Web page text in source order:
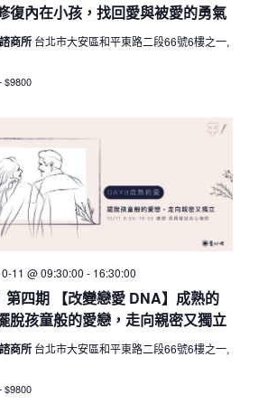
復內在小孩，找回愛與被愛的勇氣
商所 台北市大安區和平東路二段66號6樓之一,
$9800
第四期 【改變戀愛 DNA】成熟的
脫孩童般的愛戀，走向親密又獨立
11 @ 09:30:00 - 16:30:00
商所 台北市大安區和平東路二段66號6樓之一,
$9800